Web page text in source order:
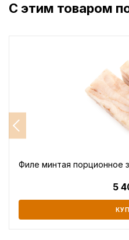
С этим товаром
Филе минтая порционное
5